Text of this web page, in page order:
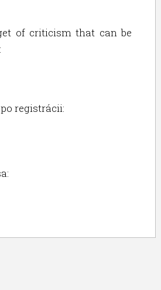
of criticism that can be
registrácii: